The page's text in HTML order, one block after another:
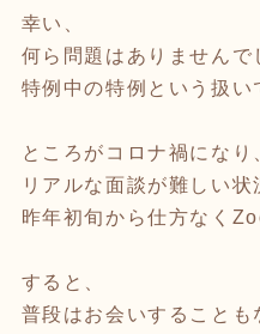
幸い、
何ら問題はありませんで
特例中の特例という扱い
ところがコロナ禍になり
リアルな面談が難しい状
昨年初旬から仕方なく
すると、
普段はお会いすることも